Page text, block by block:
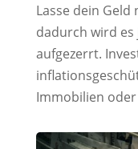
Lasse dein
dadurch wird es
aufgezerrt.
Immobilien